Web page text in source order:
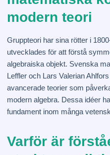
modern teori
Gruppteori har sina rötter i
utvecklades för att förstå
algebraiska objekt. Svenska
Leffler och Lars Valerian
avancerade teorier som
modern algebra. Dessa idéer
fundament inom många
Varför är